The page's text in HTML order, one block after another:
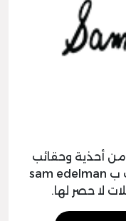
أحذية وحقائب
سام ايدلمان واستعيني في ذلك ب sam edelman